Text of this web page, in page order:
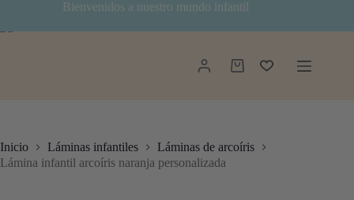
contenido
Bienvenidos a nuestro mundo infantil
Carro
Inicio Láminas infantiles
Láminas de arcoíris
Lámina infantil arcoíris naranja personalizada